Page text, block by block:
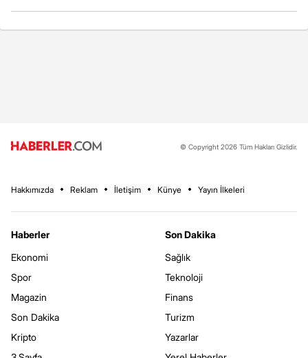
© Copyright 2026 Tüm Hakları Gizlidir.
Hakkımızda Reklam İletişim Künye Yayın İlkeleri
Haberler
Ekonomi
Spor
Magazin
Son Dakika
Kripto
Son Dakika
Sağlık
Teknoloji
Finans
Turizm
Yazarlar